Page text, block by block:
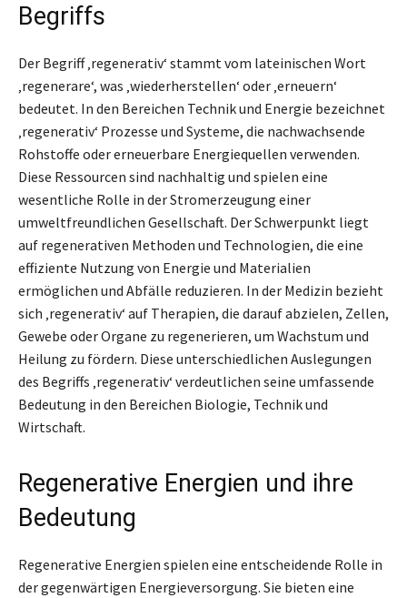
Begriffs
Der Begriff ‚regenerativ‘ stammt vom lateinischen Wort
‚regenerare‘, was ‚wiederherstellen‘ oder ‚erneuern‘
bedeutet. In den Bereichen Technik und Energie bezeichnet
‚regenerativ‘ Prozesse und Systeme, die nachwachsende
Rohstoffe oder erneuerbare Energiequellen verwenden.
Diese Ressourcen sind nachhaltig und spielen eine
wesentliche Rolle in der Stromerzeugung einer
umweltfreundlichen Gesellschaft. Der Schwerpunkt liegt
auf regenerativen Methoden und Technologien, die eine
effiziente Nutzung von Energie und Materialien
ermöglichen und Abfälle reduzieren. In der Medizin bezieht
sich ‚regenerativ‘ auf Therapien, die darauf abzielen, Zellen,
Gewebe oder Organe zu regenerieren, um Wachstum und
Heilung zu fördern. Diese unterschiedlichen Auslegungen
des Begriffs ‚regenerativ‘ verdeutlichen seine umfassende
Bedeutung in den Bereichen Biologie, Technik und
Wirtschaft.
Regenerative Energien und ihre
Bedeutung
Regenerative Energien spielen eine entscheidende Rolle in
der gegenwärtigen Energieversorgung. Sie bieten eine